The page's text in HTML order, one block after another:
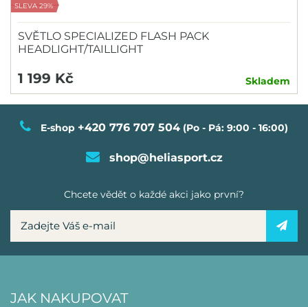
SLEVA 29%
SVĚTLO SPECIALIZED FLASH PACK
HEADLIGHT/TAILLIGHT
1 199 Kč Skladem
E-shop +420 776 707 504 (Po - Pá: 9:00 - 16:00)
shop@heliasport.cz
Chcete vědět o každé akci jako první?
JAK NAKUPOVAT